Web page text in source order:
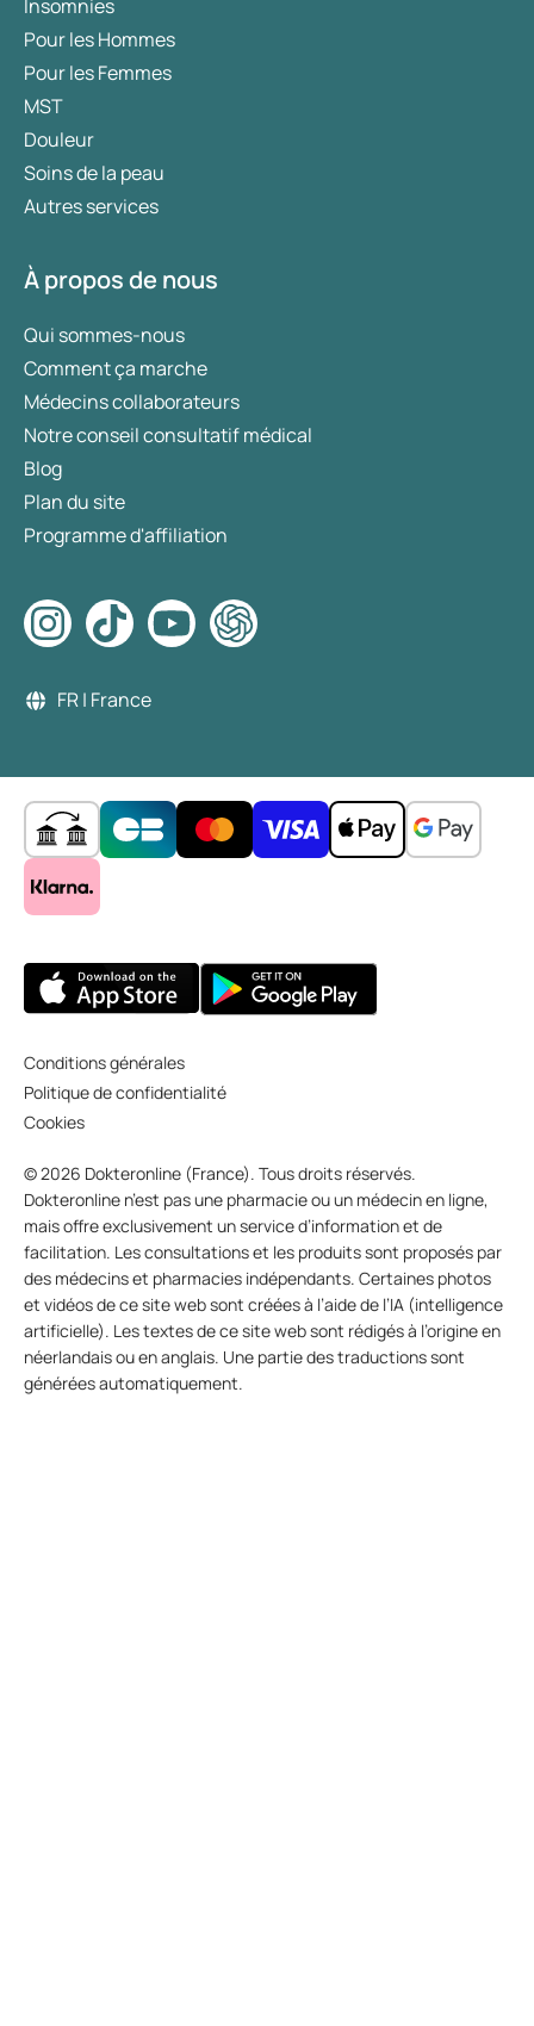
Insomnies
Pour les Hommes
Pour les Femmes
MST
Douleur
Soins de la peau
Autres services
À propos de nous
Qui sommes-nous
Comment ça marche
Médecins collaborateurs
Notre conseil consultatif médical
Blog
Plan du site
Programme d'affiliation
FR | France
Conditions générales
Politique de confidentialité
Cookies
© 2026 Dokteronline (France). Tous droits réservés.
Dokteronline n’est pas une pharmacie ou un médecin en ligne,
mais offre exclusivement un service d’information et de
facilitation. Les consultations et les produits sont proposés par
des médecins et pharmacies indépendants. Certaines photos
et vidéos de ce site web sont créées à l’aide de l’IA (intelligence
artificielle). Les textes de ce site web sont rédigés à l’origine en
néerlandais ou en anglais. Une partie des traductions sont
générées automatiquement.